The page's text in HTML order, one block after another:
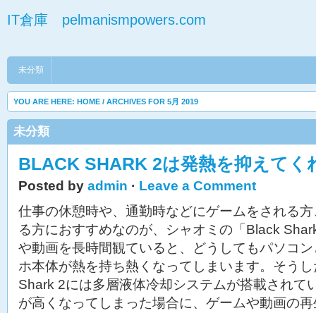
IT倉庫 pelmanismpowers.com
未分類
YOU ARE HERE: HOME / ARCHIVES FOR 5月 2019
未分類
BLACK SHARK 2は発熱を抑えてく
Posted by admin · Leave a Comment
仕事の休憩時や、通勤時などにゲームをされる
る方におすすめなのが、シャオミの「Black
や動画を長時間観ていると、どうしてもパソコ
ホ本体が熱を持ち熱くなってしまいます。そう
Shark 2には多層液体冷却システムが搭載されて
が高くなってしまった場合に、ゲームや動画の